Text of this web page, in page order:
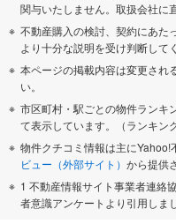
関与いたしません。取扱会社に
不動産購入の検討、契約にあた
より十分な説明を受け判断して
本ページの掲載内容は変更され
い。
市区町村・駅ごとの物件ランキ
て表示しています。（ランキン
物件クチコミ情報は主に
ビュー（外部サイト） から提供
1 不動産情報サイト事業者連絡
者意識アンケートより引用しまし